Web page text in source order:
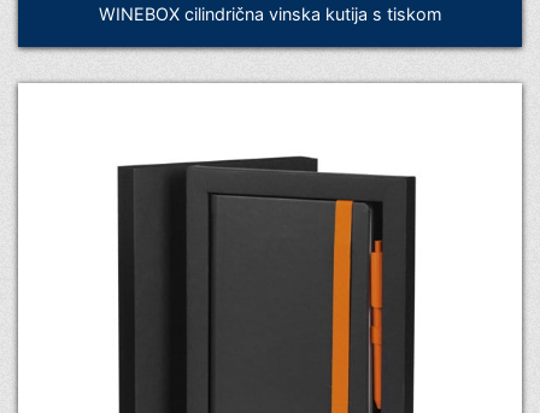
WINEBOX cilindrična vinska kutija s tiskom